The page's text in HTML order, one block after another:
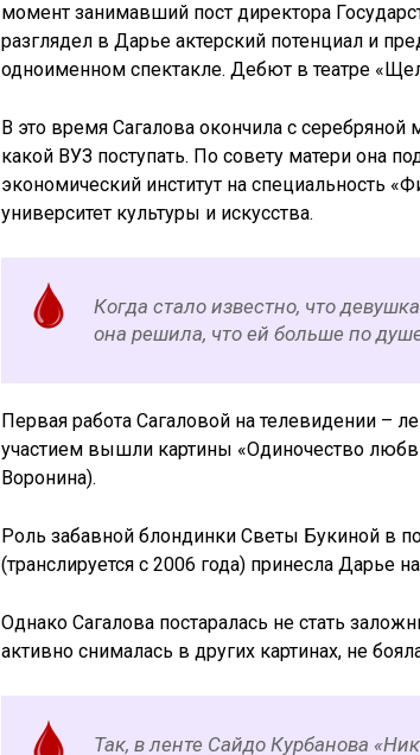
момент занимавший пост директора
разглядел в Дарье актерский потенциал и
одноименном спектакле. Дебют в театре
В это время Сагалова окончила с
какой ВУЗ поступать. По совету матери она
экономический институт на специальность
университет культуры и искусства.
Когда стало известно, что
она решила, что ей больше по
Первая работа Сагаловой на телевидении –
участием вышли картины «Одиночество
Воронина).
Роль забавной блондинки Светы Букиной в
(транслируется с 2006 года) принесла Дарье
Однако Сагалова постаралась не стать
активно снималась в других картинах, не
Так, в ленте Сайдо Курбанова